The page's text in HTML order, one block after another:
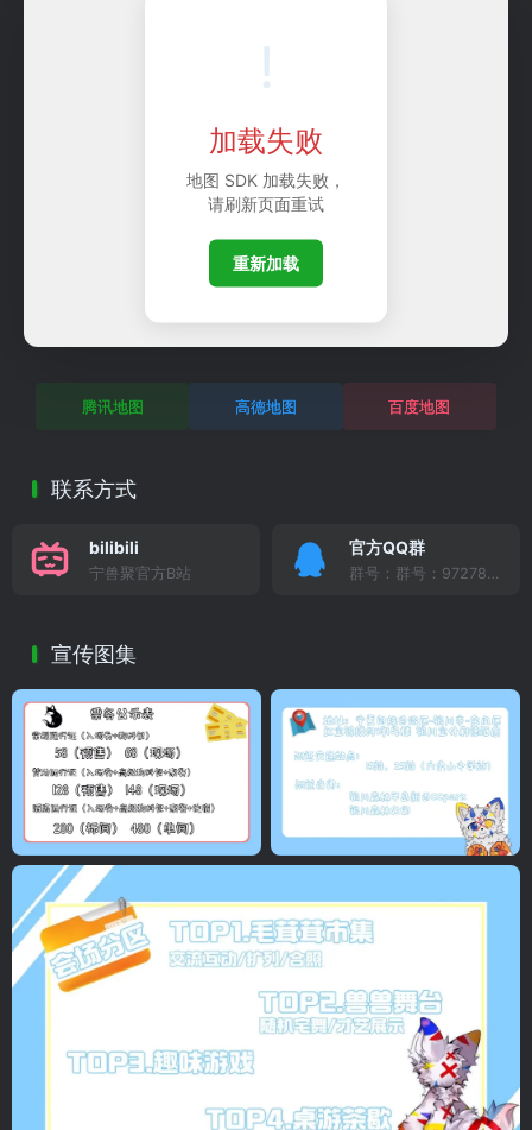
!
加载失败
地图 SDK 加载失败，
请刷新页面重试
重新加载
腾讯地图 高德地图 百度地图
联系方式
bilibili
宁兽聚官方B站
官方QQ群
群号：群号：972786991
宣传图集